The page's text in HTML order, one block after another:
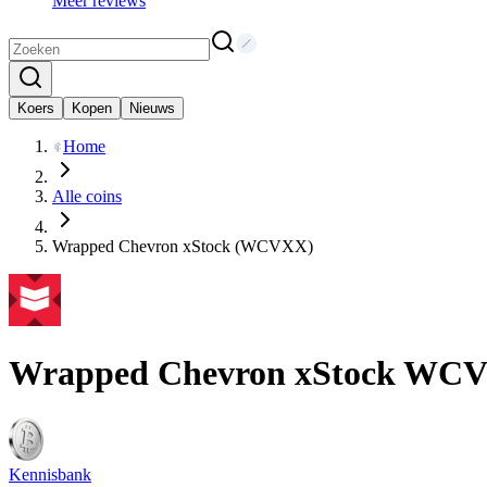
Koers Kopen Nieuws
Home
Alle coins
Wrapped Chevron xStock (WCVXX)
Wrapped Chevron xStock
Kennisbank